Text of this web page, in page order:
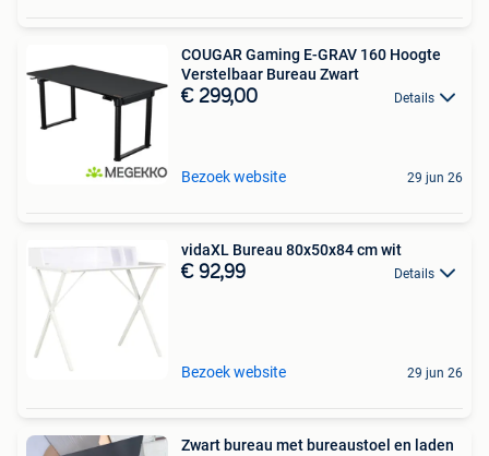
COUGAR Gaming E-GRAV 160 Hoogte
Verstelbaar Bureau Zwart
€ 299,00 Details
Bezoek website 29 jun 26
vidaXL Bureau 80x50x84 cm wit
€ 92,99 Details
Bezoek website 29 jun 26
Zwart bureau met bureaustoel en laden